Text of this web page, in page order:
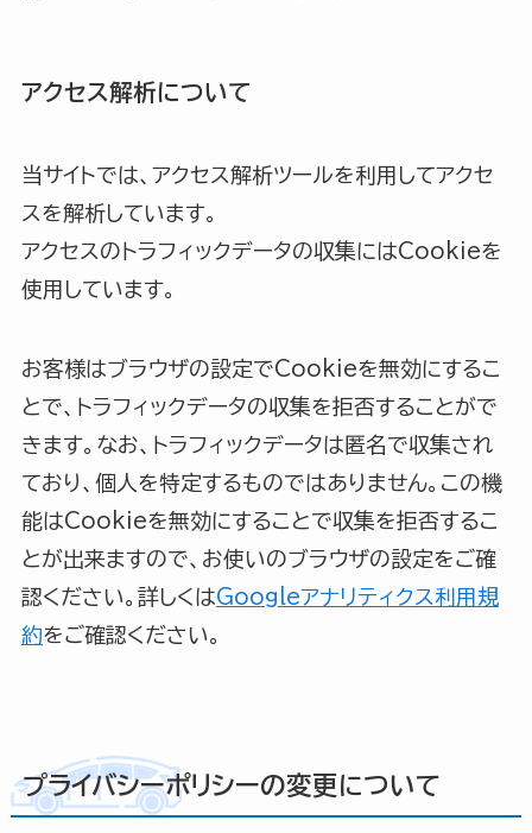
アクセス解析について
当サイトでは、アクセス解析ツールを利用してアクセ
スを解析しています。
アクセスのトラフィックデータの収集にはCookieを
使用しています。
お客様はブラウザの設定でCookieを無効にするこ
とで、トラフィックデータの収集を拒否することがで
きます。なお、トラフィックデータは匿名で収集され
ており、個人を特定するものではありません。この機
能はCookieを無効にすることで収集を拒否するこ
とが出来ますので、お使いのブラウザの設定をご確
認ください。詳しくはGoogleアナリティクス利用規
約をご確認ください。
プライバシーポリシーの変更について